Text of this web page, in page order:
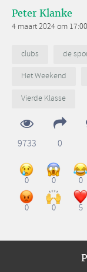
Peter Klanke
4 maart 2024 om 17:00
clubs de
Het Weekend
Vierde Klasse
9733 0
0 0 0
0 0 5